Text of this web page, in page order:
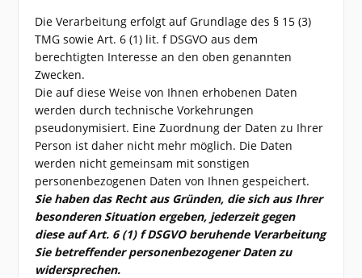
Die Verarbeitung erfolgt auf Grundlage des § 15 (3)
TMG sowie Art. 6 (1) lit. f DSGVO aus dem
berechtigten Interesse an den oben genannten
Zwecken.
Die auf diese Weise von Ihnen erhobenen Daten
werden durch technische Vorkehrungen
pseudonymisiert. Eine Zuordnung der Daten zu Ihrer
Person ist daher nicht mehr möglich. Die Daten
werden nicht gemeinsam mit sonstigen
personenbezogenen Daten von Ihnen gespeichert.
Sie haben das Recht aus Gründen, die sich aus Ihrer
besonderen Situation ergeben, jederzeit gegen
diese auf Art. 6 (1) f DSGVO beruhende Verarbeitung
Sie betreffender personenbezogener Daten zu
widersprechen.